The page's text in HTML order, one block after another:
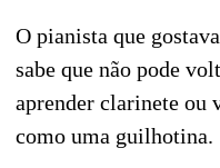
O pianista que
sabe que não pode
aprender clarinete ou
como uma